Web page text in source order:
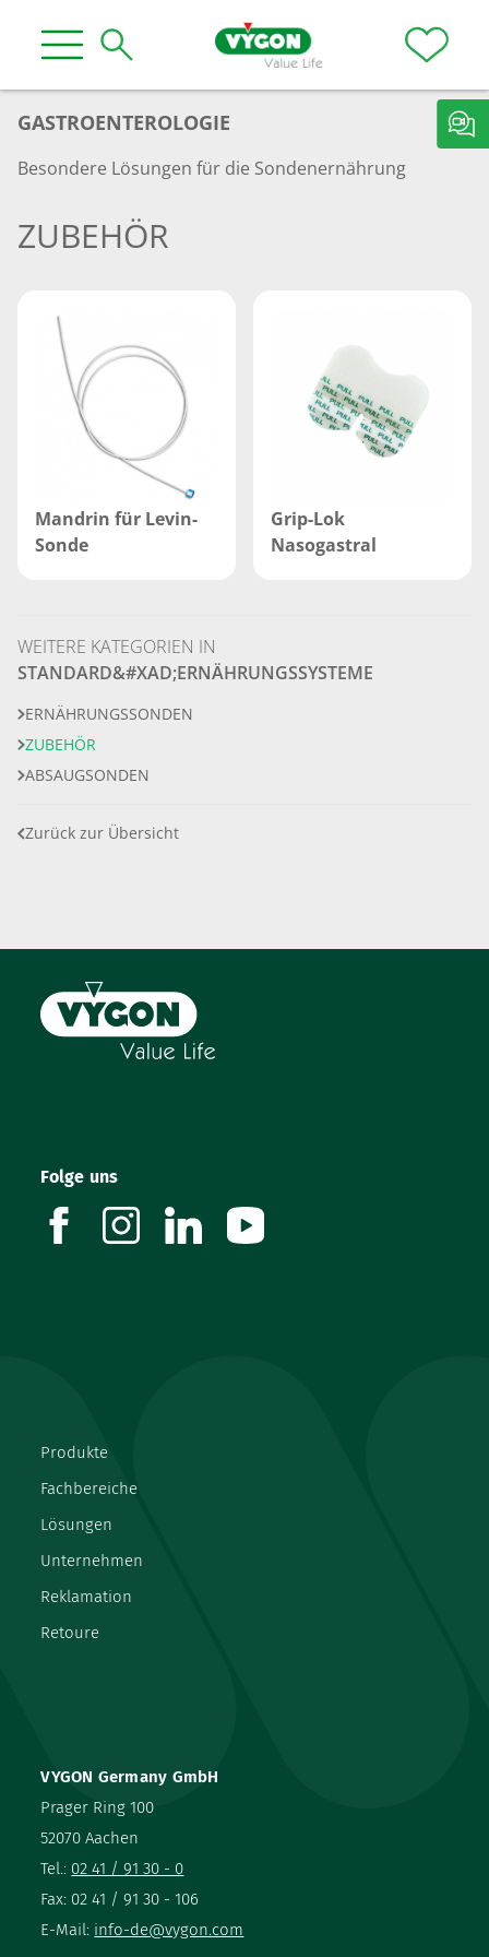
GASTROENTEROLOGIE
Besondere Lösungen für die Sondenernährung
ZUBEHÖR
Mandrin für Levin-
Sonde
Grip-Lok
Nasogastral
WEITERE KATEGORIEN IN
STANDARD&#XAD;ERNÄHRUNGSSYSTEME
ERNÄHRUNGSSONDEN
ZUBEHÖR
ABSAUGSONDEN
Zurück zur Übersicht
VYGON Germany GmbH
Prager Ring 100
52070 Aachen
Tel.: 02 41 / 91 30 - 0
Fax: 02 41 / 91 30 - 106
E-Mail: info-de@vygon.com
Produkte
Fachbereiche
Lösungen
Unternehmen
Reklamation
Retoure
Folge uns